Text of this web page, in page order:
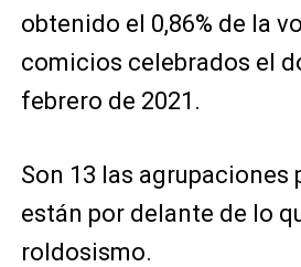
obtenido el 0,86% de la
comicios celebrados el
febrero de 2021.
Son 13 las agrupaciones
están por delante de lo
roldosismo.